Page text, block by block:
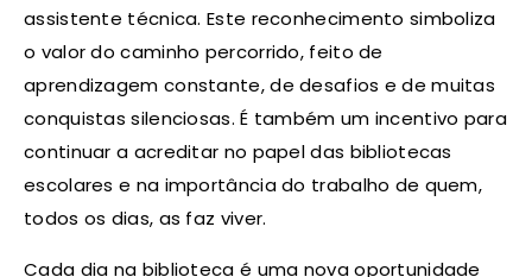
assistente técnica. Este reconhecimento simboliza
o valor do caminho percorrido, feito de
aprendizagem constante, de desafios e de muitas
conquistas silenciosas. É também um incentivo para
continuar a acreditar no papel das bibliotecas
escolares e na importância do trabalho de quem,
todos os dias, as faz viver.
Cada dia na biblioteca é uma nova oportunidade